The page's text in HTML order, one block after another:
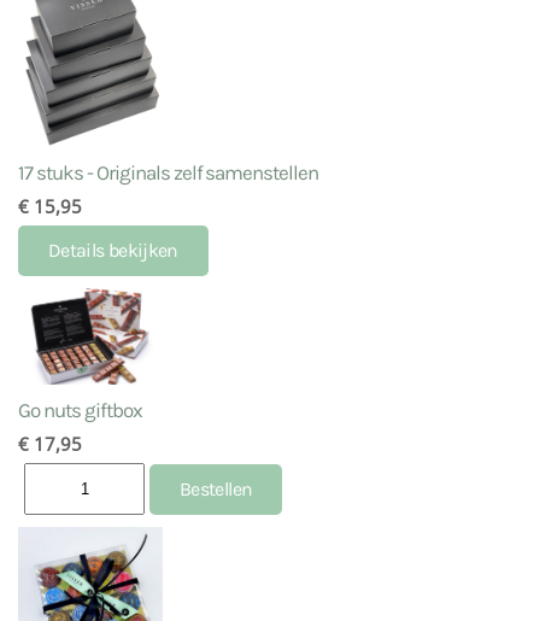
17 stuks - Originals zelf samenstellen
€ 15,95
Details bekijken
Go nuts giftbox
€ 17,95